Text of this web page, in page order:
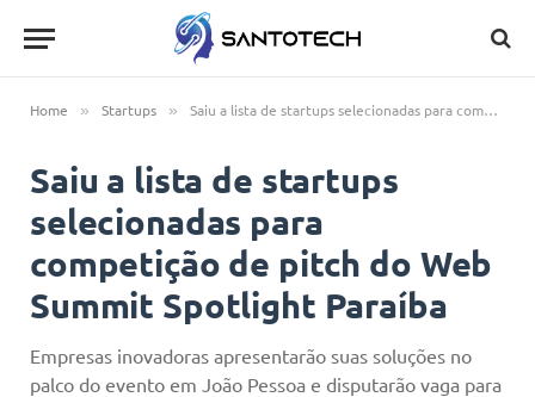
Home » Startups » Saiu a lista de startups selecionadas para competição de pitch do Web Summit Spotlight Paraíba
Saiu a lista de startups
selecionadas para
competição de pitch do Web
Summit Spotlight Paraíba
Empresas inovadoras apresentarão suas soluções no
palco do evento em João Pessoa e disputarão vaga para